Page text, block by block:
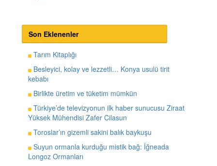
Son Eklenenler
Tarım Kitaplığı
Besleyici, kolay ve lezzetli… Konya usulü tirit
kebabı
Birlikte üretim ve tüketim mümkün
Türkiye’de televizyonun ilk haber sunucusu Ziraat
Yüksek Mühendisi Zafer Cilasun
Toroslar’ın gizemli sakini balık baykuşu
Suyun ormanla kurduğu mistik bağ: İğneada
Longoz Ormanları